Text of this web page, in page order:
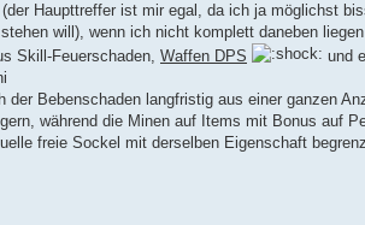
Haupttreffer ist mir egal, da ich ja möglichst
will), wenn ich nicht komplett daneben
Skill-Feuerschaden, Waffen DPS
und
der Bebenschaden langfristig aus einer ganzen
während die Minen auf Items mit Bonus auf
freie Sockel mit derselben Eigenschaft